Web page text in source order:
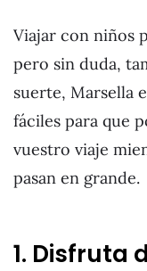
Viajar con niños
pero sin duda,
suerte, Marsella
fáciles para que
vuestro viaje
pasan en grande.
1. Disfruta